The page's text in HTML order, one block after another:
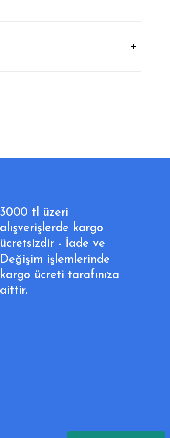
3000 tl üzeri
alışverişlerde kargo
ücretsizdir - İade ve
Değişim işlemlerinde
kargo ücreti tarafınıza
aittir.